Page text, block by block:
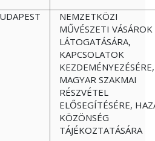
NEMZETKÖZI
MŰVÉSZETI VÁSÁROK
LÁTOGATÁSÁRA,
KAPCSOLATOK
MAGYAR SZAKMAI
RÉSZVÉTEL
ELŐSEGÍTÉSÉRE,
KÖZÖNSÉG
TÁJÉKOZTATÁSÁRA